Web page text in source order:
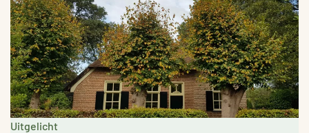
Uitgelicht